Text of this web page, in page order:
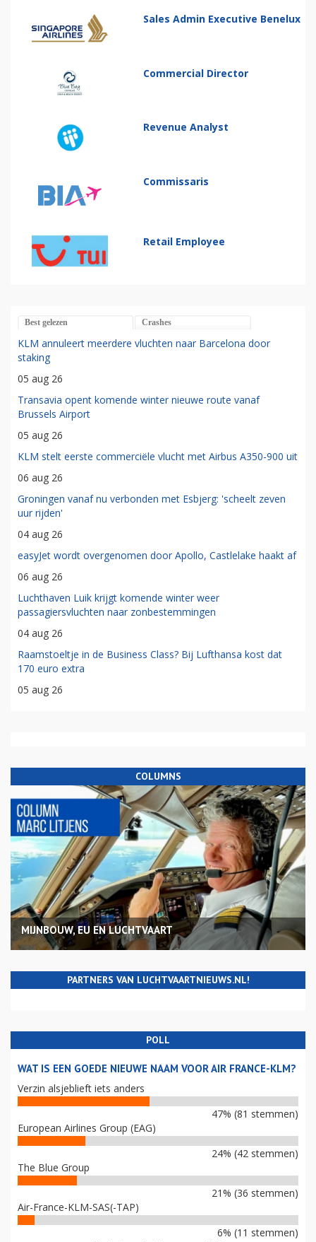
Sales Admin Executive Benelux
Commercial Director
Revenue Analyst
Commissaris
Retail Employee
Best gelezen Crashes
KLM annuleert meerdere vluchten naar Barcelona door
staking
05 aug 26
Transavia opent komende winter nieuwe route vanaf
Brussels Airport
05 aug 26
KLM stelt eerste commerciële vlucht met Airbus A350-900 uit
06 aug 26
Groningen vanaf nu verbonden met Esbjerg: 'scheelt zeven
uur rijden'
04 aug 26
easyJet wordt overgenomen door Apollo, Castlelake haakt af
06 aug 26
Luchthaven Luik krijgt komende winter weer
passagiersvluchten naar zonbestemmingen
04 aug 26
Raamstoeltje in de Business Class? Bij Lufthansa kost dat
170 euro extra
05 aug 26
COLUMNS
MIJNBOUW, EU EN LUCHTVAART
PARTNERS VAN LUCHTVAARTNIEUWS.NL!
POLL
WAT IS EEN GOEDE NIEUWE NAAM VOOR AIR FRANCE-KLM?
Verzin alsjeblieft iets anders
47% (81 stemmen)
European Airlines Group (EAG)
24% (42 stemmen)
The Blue Group
21% (36 stemmen)
Air-France-KLM-SAS(-TAP)
6% (11 stemmen)